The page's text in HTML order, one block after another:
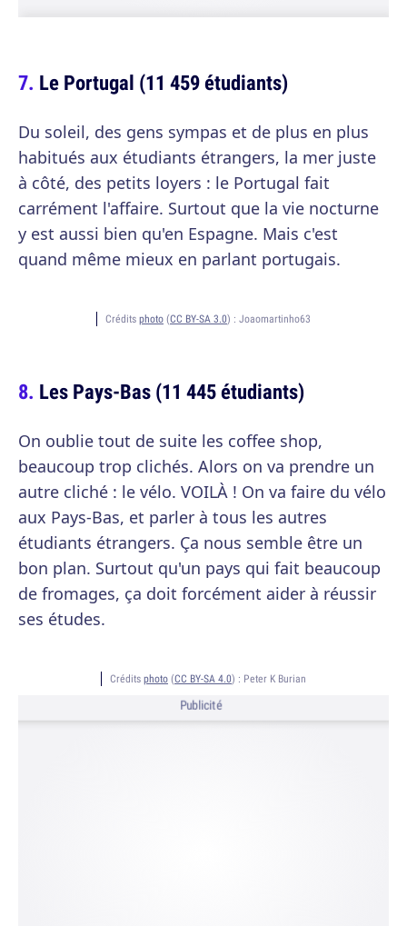
Le Portugal (11 459 étudiants)
Du soleil, des gens sympas et de plus en plus
habitués aux étudiants étrangers, la mer juste
à côté, des petits loyers : le Portugal fait
carrément l'affaire. Surtout que la vie nocturne
y est aussi bien qu'en Espagne. Mais c'est
quand même mieux en parlant portugais.
Crédits photo (CC BY-SA 3.0) : Joaomartinho63
Les Pays-Bas (11 445 étudiants)
On oublie tout de suite les coffee shop,
beaucoup trop clichés. Alors on va prendre un
autre cliché : le vélo. VOILÀ ! On va faire du vélo
aux Pays-Bas, et parler à tous les autres
étudiants étrangers. Ça nous semble être un
bon plan. Surtout qu'un pays qui fait beaucoup
de fromages, ça doit forcément aider à réussir
ses études.
Crédits photo (CC BY-SA 4.0) : Peter K Burian
Publicité